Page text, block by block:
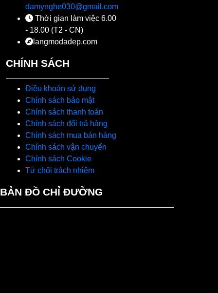
damynghe030@gmail.com
Thời gian làm việc 6.00
- 18.00 (T2 - CN)
langmodadep.com
CHÍNH SÁCH
Điều khoản sử dụng
Chính sách bảo mật
Chính sách thanh toán
Chính sách đổi trả hàng
Chính sách mua bán hàng
Chính sách vận chuyển
Chính sách Cookie
Từ chối trách nhiệm
BẢN ĐỒ CHỈ ĐƯỜNG